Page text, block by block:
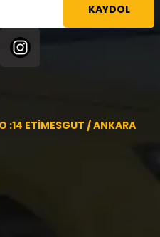
KAYDOL
:14 ETİMESGUT / ANKARA